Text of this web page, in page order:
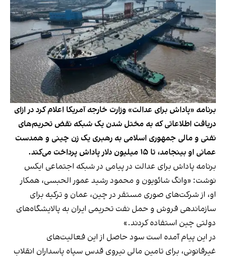
برنامه «پاداش برای عدالت» وزارت خارجه آمریکا اعلام کرد در ازای
دریافت اطلاعاتی که به مختل شدن یک شبکه نقض تحریم‌های
نفتی و مالی جمهوری اسلامی به رهبری یک زن چینی و همدست
عمانی او بینجامد، تا ۱۵ میلیون دلار پاداش پرداخت می‌کند.
برنامه پاداش برای عدالت در پیامی در شبکه اجتماعی ایکس
نوشت: «وانگ شائویون و محمود رشید عمور الحبسی، همکار
او، از شرکت‌های صوری مستقر در چین، عمان و ترکیه برای
سازماندهی فروش و حمل نفت تحریمی ایران به پالایشگاه‌های
دولتی چین استفاده کردند.»
در این پیام آمده است سود حاصل از این فعالیت‌های
غیرقانونی، برای تامین مالی نیروی قدس سپاه پاسداران انقلاب